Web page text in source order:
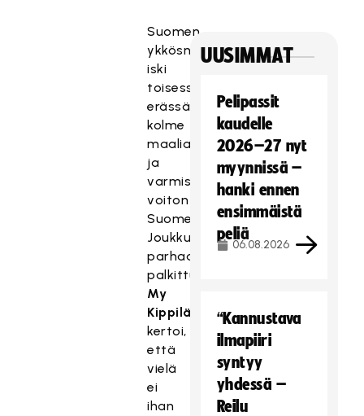
Suomen
ykkösnyrkki
iski
toisessa
erässä
kolme
maalia
ja
varmisti
voiton
Suomelle.
Joukkueen
parhaana
palkittu
My
Kippilä
kertoi,
että
vielä
ei
ihan
UUSIMMAT
Pelipassit
kaudelle
2026–27 nyt
myynnissä –
hanki ennen
ensimmäistä
peliä
06.08.2026
“Kannustava
ilmapiiri
syntyy
yhdessä –
Reilu